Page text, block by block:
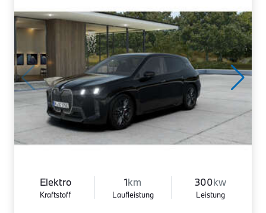
Elektro
Kraftstoff
1km
Laufleistung
300kw
Leistung